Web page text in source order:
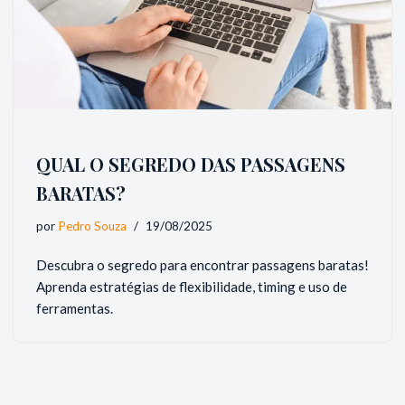
QUAL O SEGREDO DAS PASSAGENS
BARATAS?
por Pedro Souza 19/08/2025
Descubra o segredo para encontrar passagens baratas!
Aprenda estratégias de flexibilidade, timing e uso de
ferramentas.